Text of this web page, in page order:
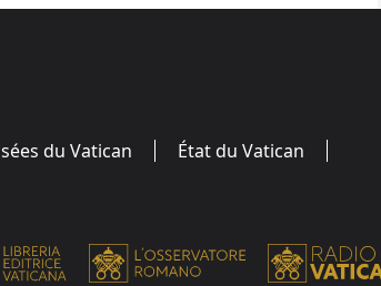
du Vatican
État du Vatican